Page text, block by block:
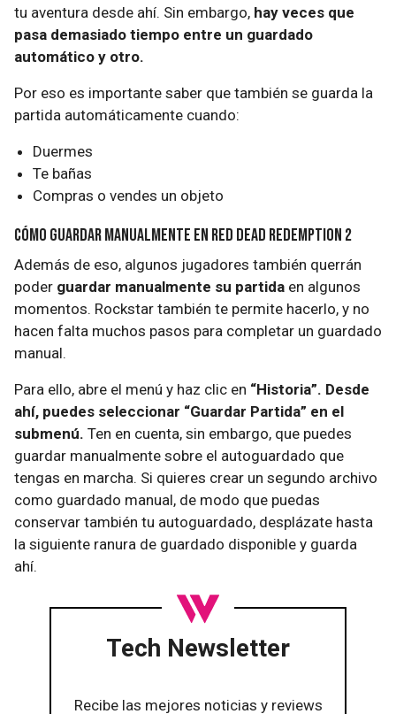
tu aventura desde ahí. Sin embargo, hay veces que
pasa demasiado tiempo entre un guardado
automático y otro.
Por eso es importante saber que también se guarda la
partida automáticamente cuando:
Duermes
Te bañas
Compras o vendes un objeto
Cómo guardar manualmente en Red Dead Redemption 2
Además de eso, algunos jugadores también querrán
poder guardar manualmente su partida en algunos
momentos. Rockstar también te permite hacerlo, y no
hacen falta muchos pasos para completar un guardado
manual.
Para ello, abre el menú y haz clic en “Historia”. Desde
ahí, puedes seleccionar “Guardar Partida” en el
submenú. Ten en cuenta, sin embargo, que puedes
guardar manualmente sobre el autoguardado que
tengas en marcha. Si quieres crear un segundo archivo
como guardado manual, de modo que puedas
conservar también tu autoguardado, desplázate hasta
la siguiente ranura de guardado disponible y guarda
ahí.
Tech Newsletter
Recibe las mejores noticias y reviews